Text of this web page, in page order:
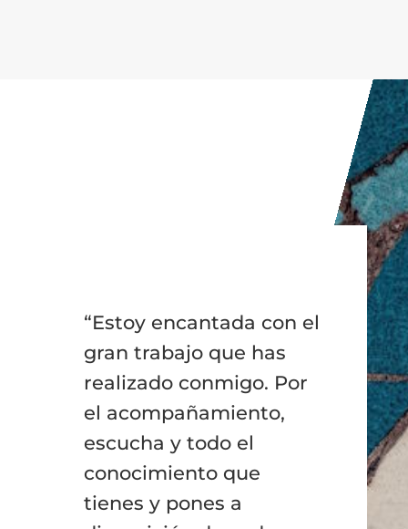
“Estoy encantada con el
gran trabajo que has
realizado conmigo. Por
el acompañamiento,
escucha y todo el
conocimiento que
tienes y pones a